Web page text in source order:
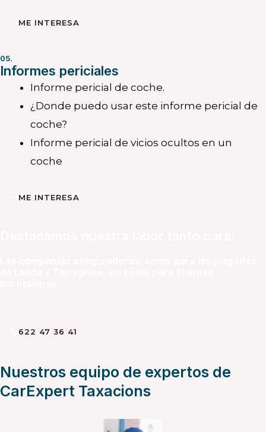
ME INTERESA
05.
Informes periciales
Informe pericial de coche.
¿Donde puedo usar este informe pericial de
coche?
Informe pericial de vicios ocultos en un
coche
ME INTERESA
622 47 36 41
Nuestros equipo de expertos de
CarExpert Taxacions